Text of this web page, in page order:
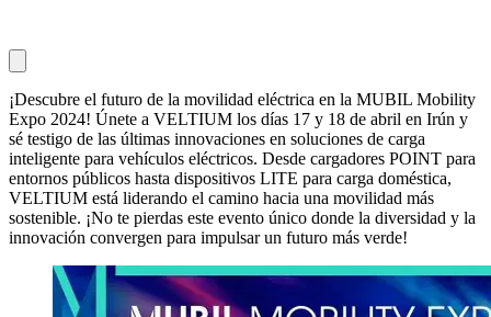
¡Descubre el futuro de la movilidad eléctrica en la MUBIL Mobility
Expo 2024! Únete a VELTIUM los días 17 y 18 de abril en Irún y
sé testigo de las últimas innovaciones en soluciones de carga
inteligente para vehículos eléctricos. Desde cargadores POINT para
entornos públicos hasta dispositivos LITE para carga doméstica,
VELTIUM está liderando el camino hacia una movilidad más
sostenible. ¡No te pierdas este evento único donde la diversidad y la
innovación convergen para impulsar un futuro más verde!